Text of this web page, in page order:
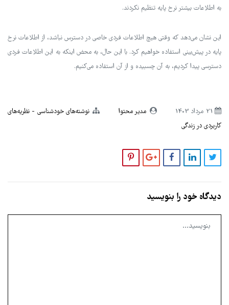
به اطلاعات بیشتر نرخ پایه تنظیم نکردند.
این نشان می‌دهد که وقتی هیچ اطلاعات فردی خاصی در دسترس نباشد، از اطلاعات نرخ
پایه در پیش‌بینی استفاده خواهیم کرد. با این حال، به محض اینکه به این اطلاعات فردی
دسترسی پیدا کردیم، به آن چسبیده و از آن استفاده می‌کنیم.
21 مرداد 1403 مدیر محتوا نوشته‌های خودشناسی
نظریه‌های
کاربردی در زندگی
دیدگاه خود را بنویسید